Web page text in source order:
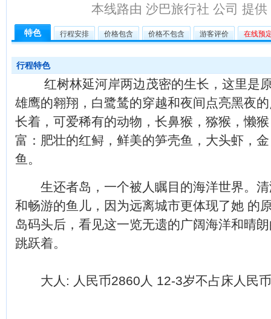
本线路由 沙巴旅行社 公司 提
特色 行程安排 价格包含 价格不包含 游客评价 在线预
行程特色
红树林延河岸两边茂密的生长，这里是原
雄鹰的翱翔，白鹭鸶的穿越和夜间点亮黑夜
长着，可爱稀有的动物，长鼻猴，猕猴，懒
富：肥壮的红鲟，鲜美的笋壳鱼，大头虾，
鱼。
生还者岛，一个被人瞩目的海洋世界。清
和畅游的鱼儿，因为远离城市更体现了她 的
岛码头后，看见这一览无遗的广阔海洋和晴
跳跃着。
大人: 人民币2860人 12-3岁不占床人民